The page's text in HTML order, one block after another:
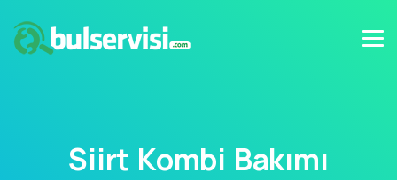
Siirt Kombi Bakımı